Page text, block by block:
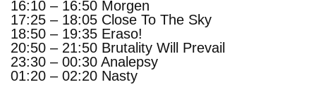
16:10 – 16:50 Morgen
17:25 – 18:05 Close To The Sky
18:50 – 19:35 Eraso!
20:50 – 21:50 Brutality Will Prevail
23:30 – 00:30 Analepsy
01:20 – 02:20 Nasty